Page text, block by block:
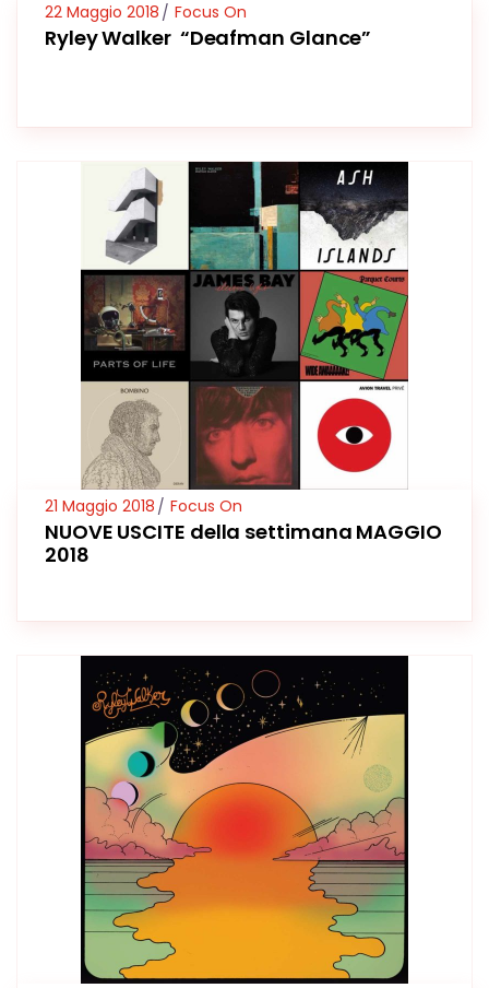
22 Maggio 2018 Focus On
Ryley Walker “Deafman Glance”
21 Maggio 2018 Focus On
NUOVE USCITE della settimana MAGGIO
2018